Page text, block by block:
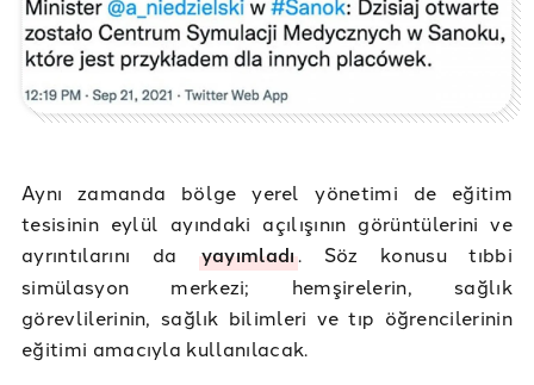
Aynı zamanda bölge yerel yönetimi de eğitim
tesisinin eylül ayındaki açılışının görüntülerini ve
ayrıntılarını da yayımladı. Söz konusu tıbbi
simülasyon merkezi; hemşirelerin, sağlık
görevlilerinin, sağlık bilimleri ve tıp öğrencilerinin
eğitimi amacıyla kullanılacak.